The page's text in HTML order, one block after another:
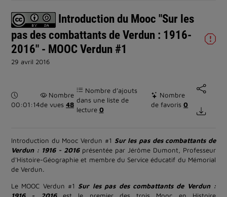
Introduction du Mooc "Sur les
pas des combattants de Verdun : 1916-
2016" - MOOC Verdun #1
29 avril 2016
Durée :
00:01:14
Nombre
de vues 48
Nombre d’ajouts
dans une liste de
lecture 0
Nombre
de favoris0
Introduction du Mooc Verdun #1 Sur les pas des combattants de
Verdun : 1916 - 2016présentée par Jérôme Dumont, Professeur
d'Histoire-Géographie et membre du Service éducatif du Mémorial
de Verdun.
Le MOOC Verdun #1 Sur les pas des combattants de Verdun :